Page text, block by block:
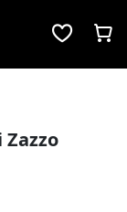
Zazzo